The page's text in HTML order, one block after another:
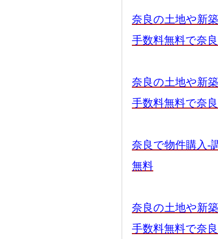
奈良の土地や新
手数料無料で奈
奈良の土地や新
手数料無料で奈
奈良で物件購入-
無料
奈良の土地や新
手数料無料で奈